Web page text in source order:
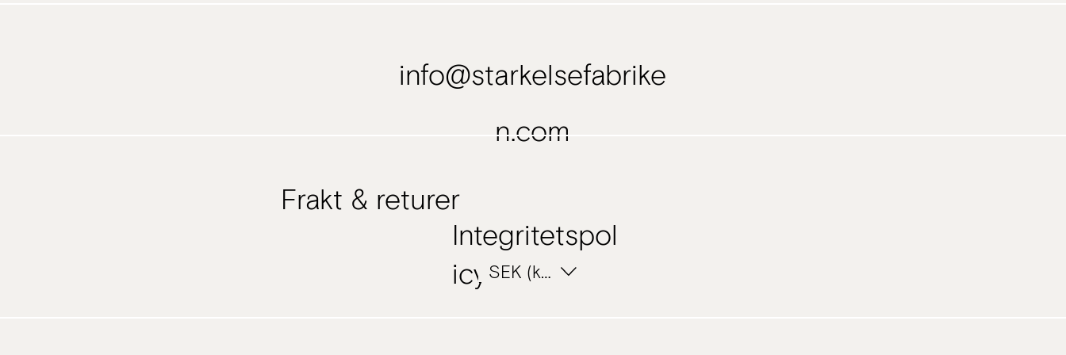
SEK (kr)
info@starkelsefabrike
n.com
Integritetspol
icy
Frakt & returer
SEK (kr)
SEK (kr)